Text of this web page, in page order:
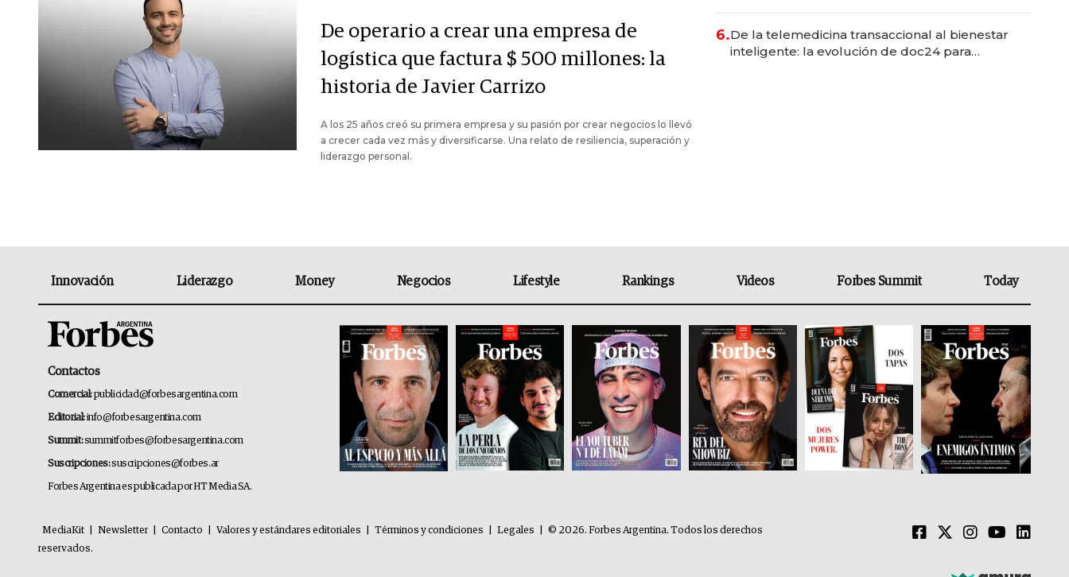
De operario a crear una empresa de
logística que factura $ 500 millones: la
historia de Javier Carrizo
A los 25 años creó su primera empresa y su pasión por crear negocios lo llevó
a crecer cada vez más y diversificarse. Una relato de resiliencia, superación y
liderazgo personal.
6.De la telemedicina transaccional al bienestar
inteligente: la evolución de doc24 para
Innovación Liderazgo Money Negocios Lifestyle Rankings Videos Forbes Summit Today
Contactos
Comercial:publicidad@forbesargentina.com
Editorial:info@forbesargentina.com
Summit:summitforbes@forbesargentina.com
Suscripciones:suscripciones@forbes.ar
Forbes Argentina es publicada por HT Media SA.
MediaKit Newsletter Contacto Valores y estándares editoriales Términos y condiciones Legales
© 2026. Forbes Argentina. Todos los derechos
reservados.